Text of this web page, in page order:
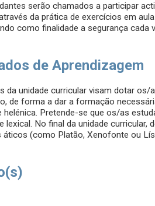
serão chamados a participar
da prática de exercícios em
como finalidade a segurança cada
de Aprendizagem
da unidade curricular visam dotar
de forma a dar a formação
helénica. Pretende-se que os/as
lexical. No final da unidade
áticos (como Platão, Xenofonte ou